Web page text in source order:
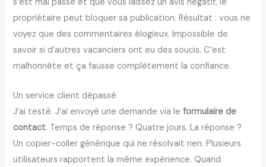
propriétaire peut bloquer sa publication. Résultat : vous ne
voyez que des commentaires élogieux. Impossible de
savoir si d’autres vacanciers ont eu des soucis. C’est
malhonnête et ça fausse complètement la confiance.
Un service client dépassé
J’ai testé. J’ai envoyé une demande via leformulaire de
contact. Temps de réponse ? Quatre jours. La réponse ?
Un copier-coller générique qui ne résolvait rien. Plusieurs
utilisateurs rapportent la même expérience. Quand